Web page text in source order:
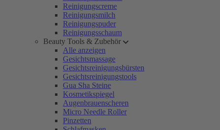
Reinigungscreme
Reinigungsmilch
Reinigungspuder
Reinigungsschaum
Beauty Tools & Zubehör
Alle anzeigen
Gesichtsmassage
Gesichtsreinigungsbürsten
Gesichtsreinigungstools
Gua Sha Steine
Kosmetikspiegel
Augenbrauenscheren
Micro Needle Roller
Pinzetten